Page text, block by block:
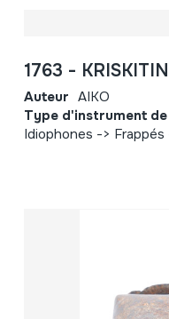
1763 -
Auteur AIKO
Type d'instrument
Idiophones ->